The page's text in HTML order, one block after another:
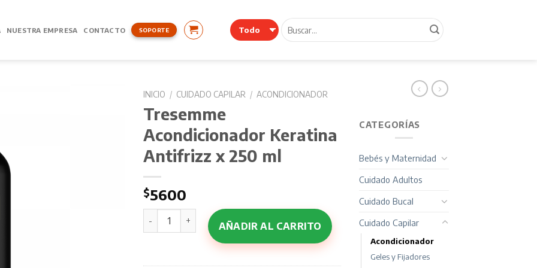
NUESTRA EMPRESA CONTACTO SOPORTE
Buscar
por:
INICIO / CUIDADO CAPILAR / ACONDICIONADOR
Tresemme
Acondicionador Keratina
Antifrizz x 250 ml
$5600
Tresemme Acondicionador Keratina Antifrizz x 250 ml cantidad
AÑADIR AL CARRITO
CATEGORÍAS
Bebés y Maternidad
Cuidado Adultos
Cuidado Bucal
Cuidado Capilar
Acondicionador
Geles y Fijadores